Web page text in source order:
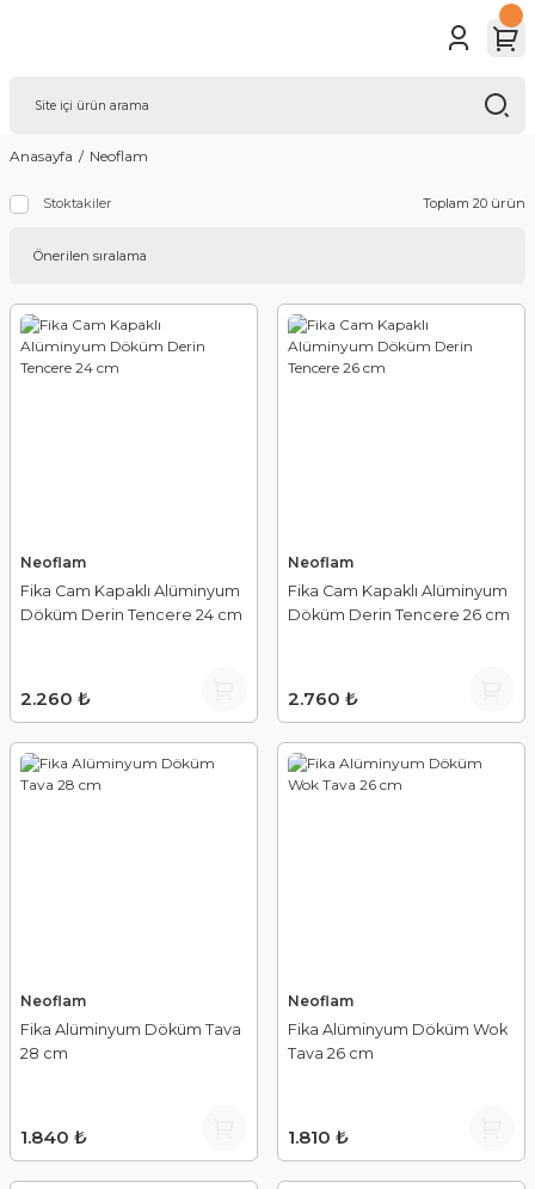
Anasayfa Neoflam
Stoktakiler Toplam 20 ürün
Neoflam
Fika Cam Kapaklı Alüminyum
Döküm Derin Tencere 24 cm
2.260 ₺
Neoflam
Fika Cam Kapaklı Alüminyum
Döküm Derin Tencere 26 cm
2.760 ₺
Neoflam
Fika Alüminyum Döküm Tava
28 cm
1.840 ₺
Neoflam
Fika Alüminyum Döküm Wok
Tava 26 cm
1.810 ₺